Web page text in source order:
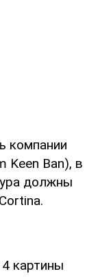
компании
Keen Ban), в
должны
картины